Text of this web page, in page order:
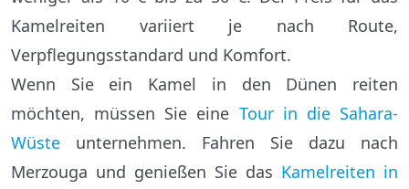
Kamelreiten variiert je nach Route,
Verpflegungsstandard und Komfort.
Wenn Sie ein Kamel in den Dünen reiten
möchten, müssen Sie eine Tour in die Sahara-
Wüste unternehmen. Fahren Sie dazu nach
Merzouga und genießen Sie das Kamelreiten in